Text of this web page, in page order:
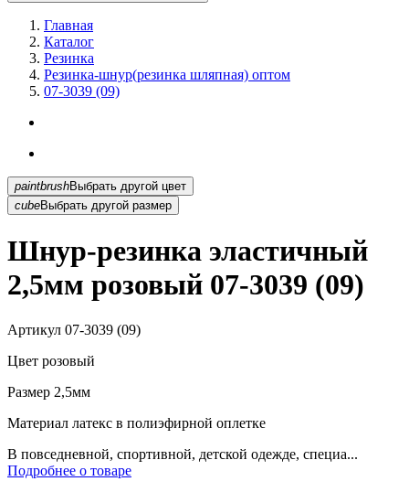
Главная
Каталог
Резинка
Резинка-шнур(резинка шляпная) оптом
07-3039 (09)
paintbrush
Выбрать другой цвет
cubeВыбрать другой размер
Шнур-резинка эластичный
2,5мм розовый 07-3039 (09)
Артикул 07-3039 (09)
Цвет розовый
Размер 2,5мм
Материал латекс в полиэфирной оплетке
В повседневной, спортивной, детской одежде, специа...
Подробнее о товаре